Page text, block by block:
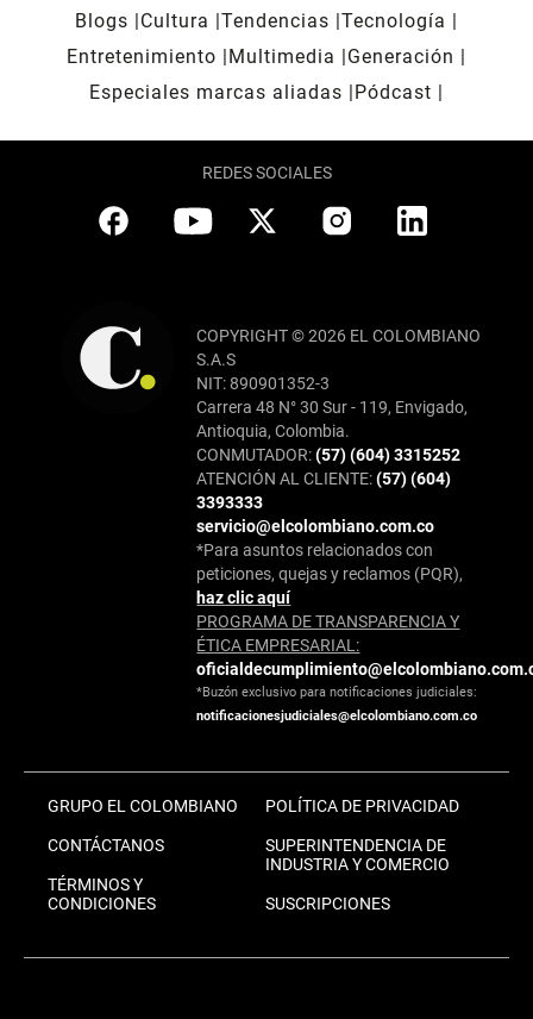
Blogs
Cultura Tendencias Tecnología
Entretenimiento
Multimedia
Generación
Especiales marcas aliadas
Pódcast
REDES SOCIALES
COPYRIGHT © 2026 EL COLOMBIANO
S.A.S
NIT: 890901352-3
Carrera 48 N° 30 Sur - 119, Envigado,
Antioquia, Colombia.
CONMUTADOR:(57) (604) 3315252
ATENCIÓN AL CLIENTE:(57) (604)
3393333
servicio@elcolombiano.com.co
*Para asuntos relacionados con
peticiones, quejas y reclamos (PQR),
haz clic aquí
PROGRAMA DE TRANSPARENCIA Y
ÉTICA EMPRESARIAL:
*Buzón exclusivo para notificaciones judiciales:
notificacionesjudiciales@elcolombiano.com.co
GRUPO EL COLOMBIANO
CONTÁCTANOS
TÉRMINOS Y
CONDICIONES
POLÍTICA DE PRIVACIDAD
SUPERINTENDENCIA DE
INDUSTRIA Y COMERCIO
SUSCRIPCIONES